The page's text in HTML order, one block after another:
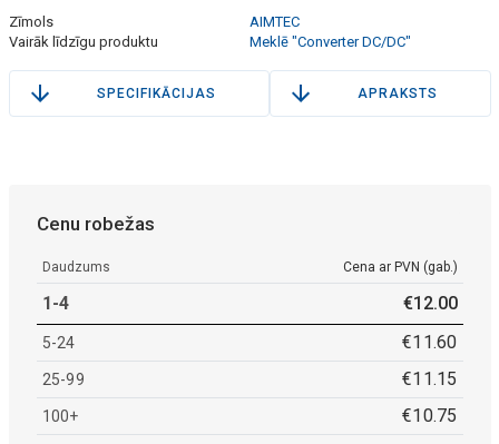
Zīmols
AIMTEC
Vairāk līdzīgu produktu
Meklē "Converter DC/DC"
SPECIFIKĀCIJAS APRAKSTS
Cenu robežas
Daudzums Cena ar PVN (gab.)
1-4 €12.00
5-24 €11.60
25-99 €11.15
100+ €10.75